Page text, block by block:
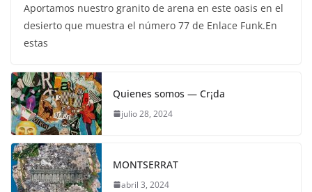
Aportamos nuestro granito de arena en este oasis en el
desierto que muestra el número 77 de Enlace Funk.En
estas
Quienes somos — Cr¡da
julio 28, 2024
MONTSERRAT
abril 3, 2024